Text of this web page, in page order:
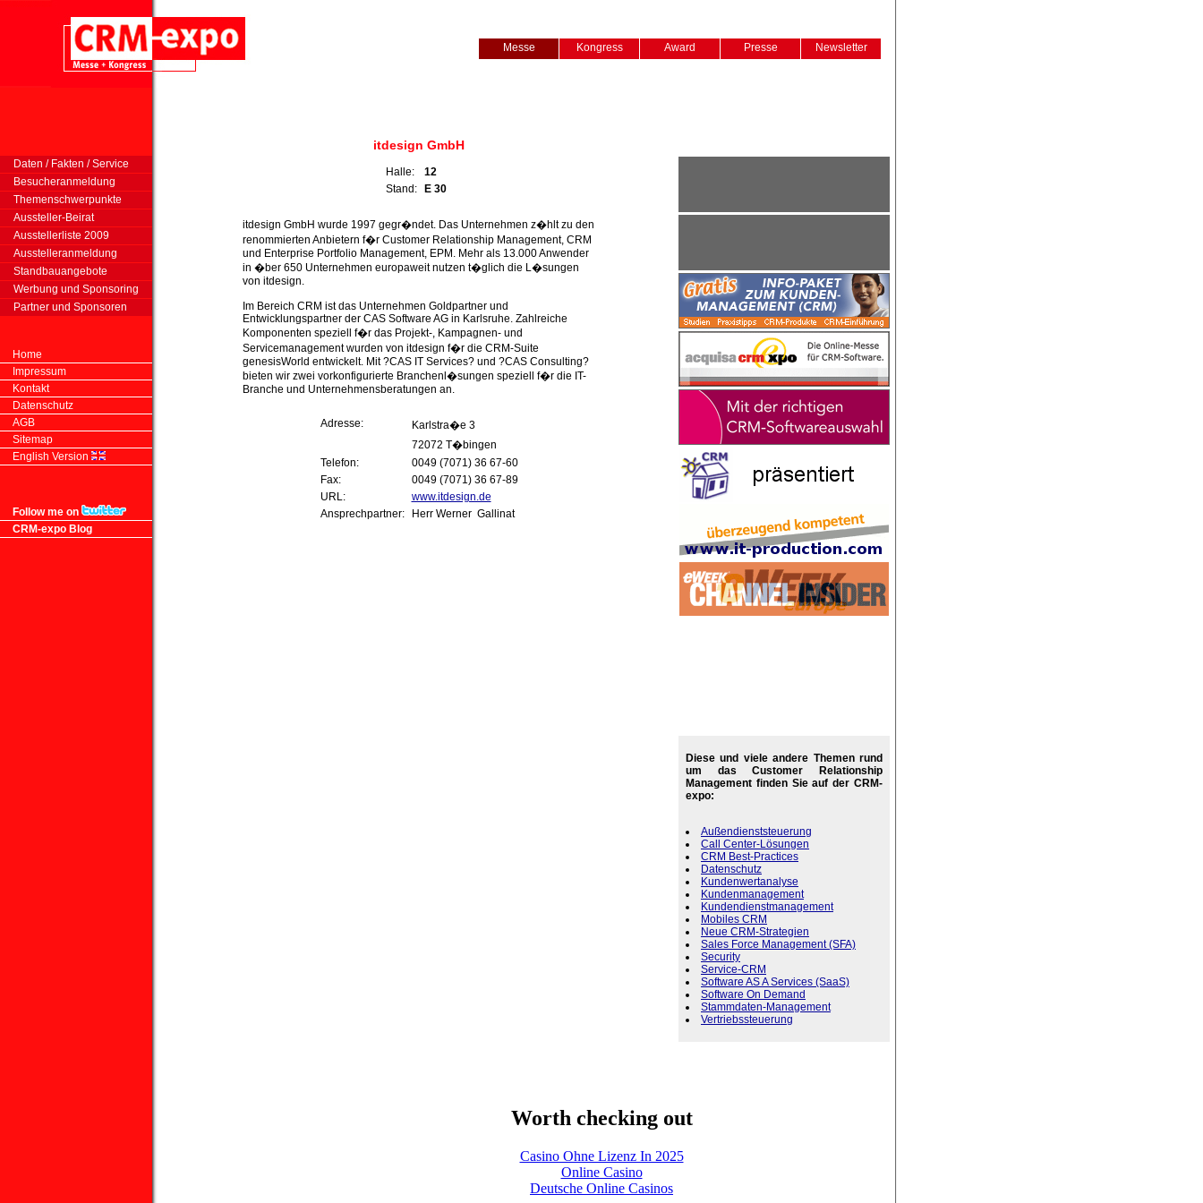
Messe Kongress Award Presse Newsletter
Daten / Fakten / Service
Besucheranmeldung
Themenschwerpunkte
Aussteller-Beirat
Ausstellerliste 2009
Ausstelleranmeldung
Standbauangebote
Werbung und Sponsoring
Partner und Sponsoren
Home
Impressum
Kontakt
Datenschutz
AGB
Sitemap
English Version
Follow me on
CRM-expo Blog
itdesign GmbH
Halle:
12
Stand:
E 30
itdesign GmbH wurde 1997 gegr�ndet. Das Unternehmen z�hlt zu den
renommierten Anbietern f�r Customer Relationship Management, CRM
und Enterprise Portfolio Management, EPM. Mehr als 13.000 Anwender
in �ber 650 Unternehmen europaweit nutzen t�glich die L�sungen
von itdesign.
Im Bereich CRM ist das Unternehmen Goldpartner und
Entwicklungspartner der CAS Software AG in Karlsruhe. Zahlreiche
Komponenten speziell f�r das Projekt-, Kampagnen- und
Servicemanagement wurden von itdesign f�r die CRM-Suite
genesisWorld entwickelt. Mit ?CAS IT Services? und ?CAS Consulting?
bieten wir zwei vorkonfigurierte Branchenl�sungen speziell f�r die IT-
Branche und Unternehmensberatungen an.
Adresse:
Karlstra�e 3
72072 T�bingen
Telefon:
0049 (7071) 36 67-60
Fax:
0049 (7071) 36 67-89
URL:
www.itdesign.de
Ansprechpartner:
Herr Werner Gallinat
Diese und viele andere Themen rund
um das Customer Relationship
Management finden Sie auf der CRM-
expo:
Außendienststeuerung
Call Center-Lösungen
CRM Best-Practices
Datenschutz
Kundenwertanalyse
Kundenmanagement
Kundendienstmanagement
Mobiles CRM
Neue CRM-Strategien
Sales Force Management (SFA)
Security
Service-CRM
Software AS A Services (SaaS)
Software On Demand
Stammdaten-Management
Vertriebssteuerung
Worth checking out
Casino Ohne Lizenz In 2025
Online Casino
Deutsche Online Casinos